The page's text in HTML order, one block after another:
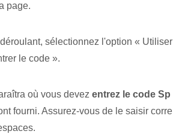
page.
sélectionnez l'option « Utiliser
le code ».
où vous devez entrez le code Sp
fourni. Assurez-vous de le saisir corre